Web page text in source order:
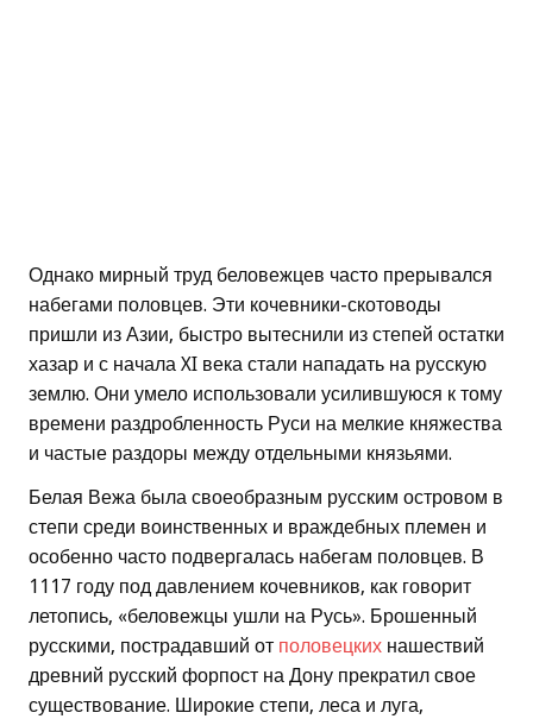
Однако мирный труд беловежцев часто прерывался
набегами половцев. Эти кочевники-скотоводы
пришли из Азии, быстро вытеснили из степей остатки
хазар и с начала XI века стали нападать на русскую
землю. Они умело использовали усилившуюся к тому
времени раздробленность Руси на мелкие княжества
и частые раздоры между отдельными князьями.
Белая Вежа была своеобразным русским островом в
степи среди воинственных и враждебных племен и
особенно часто подвергалась набегам половцев. В
1117 году под давлением кочевников, как говорит
летопись, «беловежцы ушли на Русь». Брошенный
русскими, пострадавший от половецких нашествий
древний русский форпост на Дону прекратил свое
существование. Широкие степи, леса и луга,